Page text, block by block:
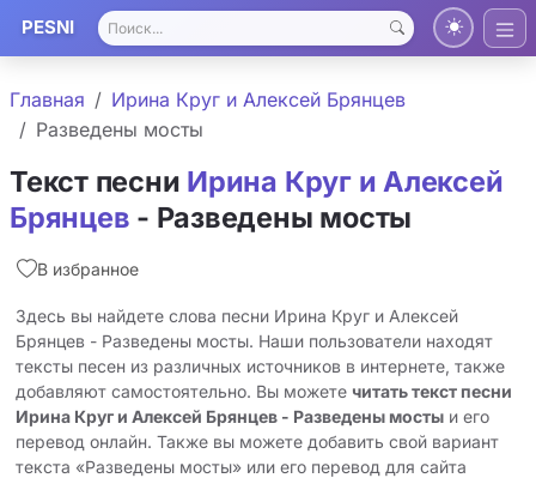
PESNI
Главная
Ирина Круг и Алексей Брянцев
Разведены мосты
Текст песни Ирина Круг и Алексей
Брянцев - Разведены мосты
В избранное
Здесь вы найдете слова песни Ирина Круг и Алексей
Брянцев - Разведены мосты. Наши пользователи находят
тексты песен из различных источников в интернете, также
добавляют самостоятельно. Вы можете читать текст песни
Ирина Круг и Алексей Брянцев - Разведены мосты и его
перевод онлайн. Также вы можете добавить свой вариант
текста «Разведены мосты» или его перевод для сайта